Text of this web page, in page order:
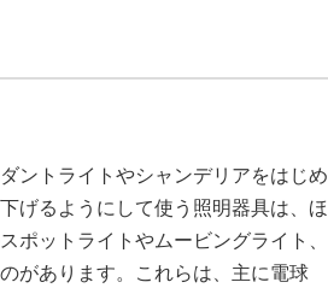
ントライトやシャンデリアをはじめ
げるようにして使う照明器具は、ほ
ポットライトやムービングライト、
があります。これらは、主に電球